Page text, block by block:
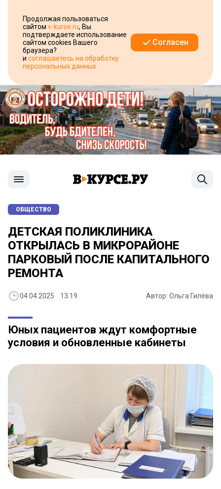
Продолжая пользоваться
сайтом v-kurse.ru, Вы
подтверждаете использование
сайтом cookies Вашего
браузера?
и соглашаетесь на обработку
персональных данных
Согласен
ОБЩЕСТВО
ДЕТСКАЯ ПОЛИКЛИНИКА
ОТКРЫЛАСЬ В МИКРОРАЙОНЕ
ПАРКОВЫЙ ПОСЛЕ КАПИТАЛЬНОГО
РЕМОНТА
04.04.2025 13:19 Автор: Ольга Гилёва
Юных пациентов ждут комфортные
условия и обновленные кабинеты